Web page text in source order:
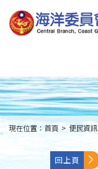
到
主
要
to
main
content
:::
現在位置： 首頁 > 便民資訊
回上頁